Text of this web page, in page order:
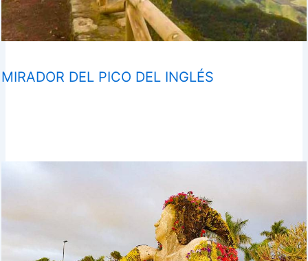
MIRADOR DEL PICO DEL INGLÉS